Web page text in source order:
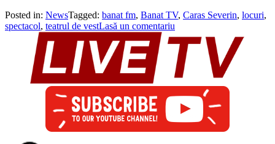
Posted in: NewsTagged: banat fm, Banat TV, Caras Severin, locuri,
spectacol, teatrul de vestLasă un comentariu